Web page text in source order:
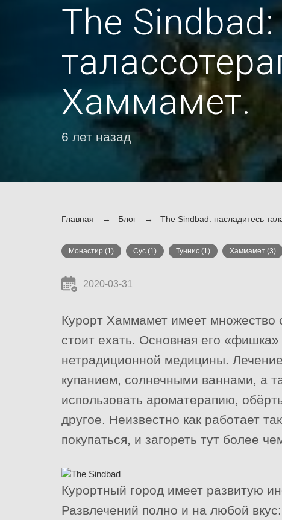
The
Хаммамет.
6 лет назад
Главная Блог The Sindbad: насладитесь
Монастир (1) Сус (1) Туннис (1) Хаммамет (3)
2020-03-31
Курорт Хаммамет имеет
стоит ехать. Основная его
нетрадиционной медицины.
купанием, солнечными ваннами, а
использовать ароматерапию,
другое. Неизвестно как работает
покупаться, и загореть тут более
Курортный город имеет развитую
Развлечений полно и на любой